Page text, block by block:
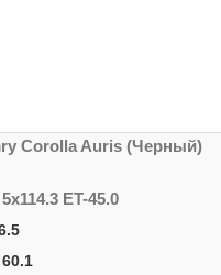
Corolla Auris (Черный)
ET-45.0
60.1